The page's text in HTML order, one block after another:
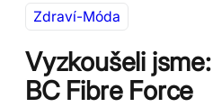
Zdraví-Móda
Vyzkoušeli
BC Fibre Force